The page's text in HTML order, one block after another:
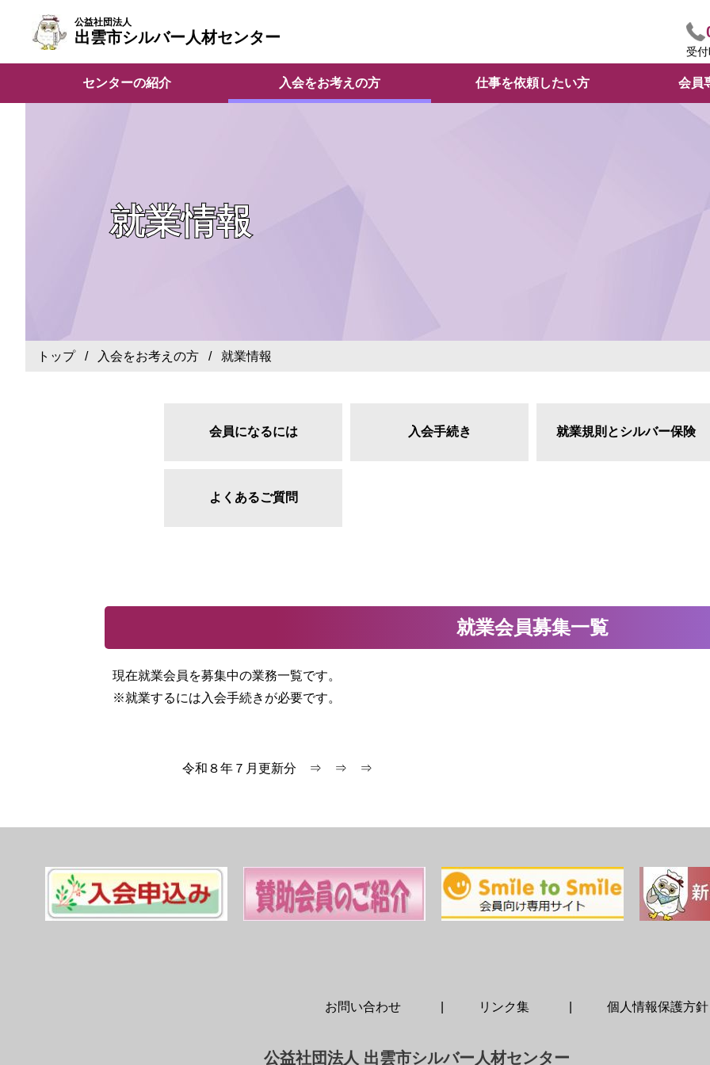
公益社団法人
出雲市シルバー人材センター
受
センターの紹介 入会をお考えの方 仕事を依頼したい方 会員
就業情報
トップ/ 入会をお考えの方 / 就業情報
会員になるには 入会手続き 就業規則とシルバー保険
よくあるご質問
就業会員募集一覧
現在就業会員を募集中の業務一覧です。
※就業するには入会手続きが必要です。
令和８年７月更新分 ⇒ ⇒ ⇒
お問い合わせ リンク集 個人情報保護方
公益社団法人 出雲市シルバー人材センター